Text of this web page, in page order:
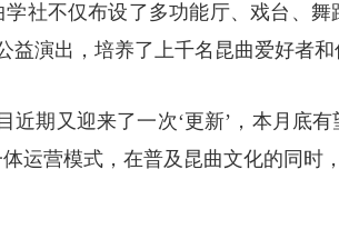
学社不仅布设了多功能厅、戏台、
益演出，培养了上千名昆曲爱好者
近期又迎来了一次‘更新’，本月底
运营模式，在普及昆曲文化的同时